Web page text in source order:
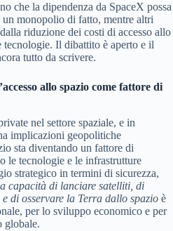
che la dipendenza da SpaceX possa
un monopolio di fatto, mentre altri
riduzione dei costi di accesso allo
Il dibattito è aperto e il
tutto da scrivere.
allo spazio come fattore di
nel settore spaziale, e in
implicazioni geopolitiche
sta diventando un fattore di
le tecnologie e le infrastrutture
strategico in termini di sicurezza,
capacità di lanciare satelliti, di
di osservare la Terra dallo spazio è
per lo sviluppo economico e per
globale.